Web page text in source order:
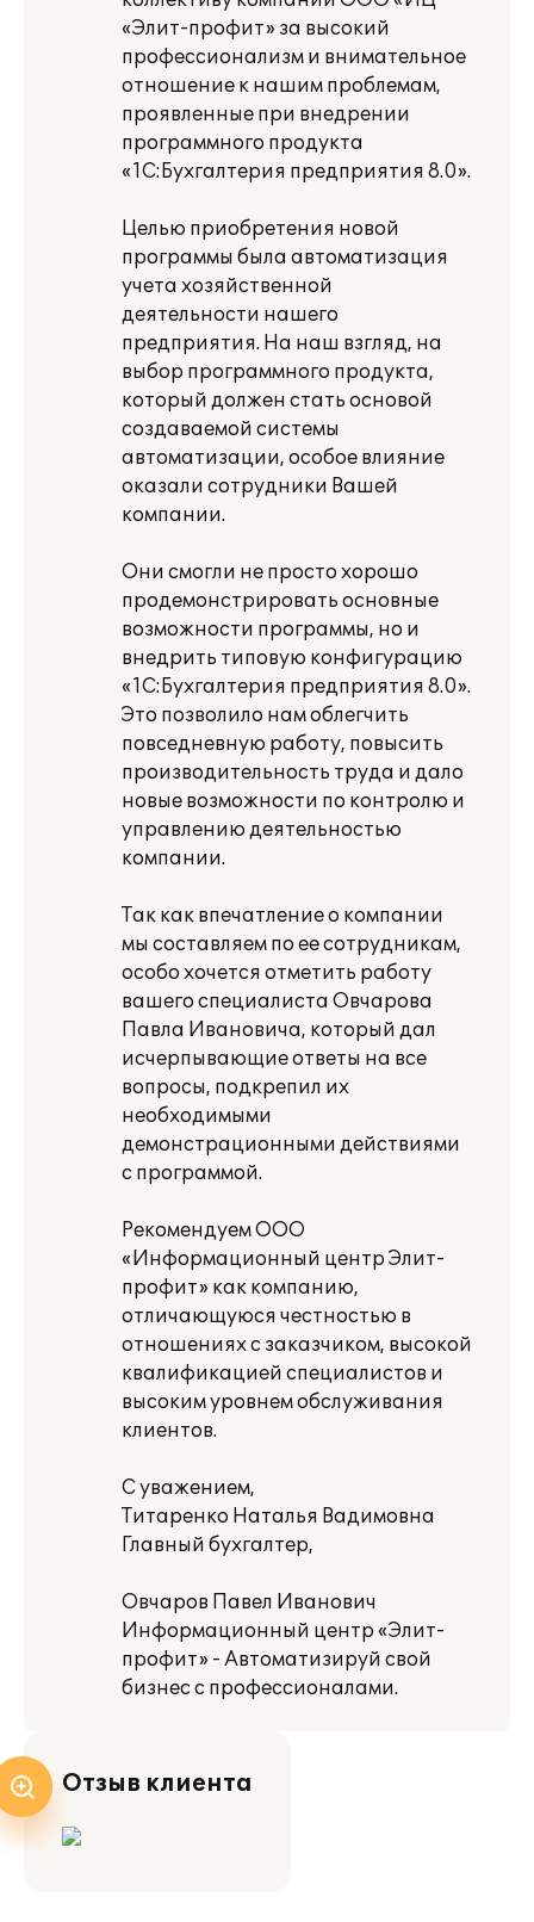
«Элит-профит» за высокий
профессионализм и внимательное
отношение к нашим проблемам,
проявленные при внедрении
программного продукта
«1С:Бухгалтерия предприятия 8.0».
Целью приобретения новой
программы была автоматизация
учета хозяйственной
деятельности нашего
предприятия. На наш взгляд, на
выбор программного продукта,
который должен стать основой
создаваемой системы
автоматизации, особое влияние
оказали сотрудники Вашей
компании.
Они смогли не просто хорошо
продемонстрировать основные
возможности программы, но и
внедрить типовую конфигурацию
«1С:Бухгалтерия предприятия 8.0».
Это позволило нам облегчить
повседневную работу, повысить
производительность труда и дало
новые возможности по контролю и
управлению деятельностью
компании.
Так как впечатление о компании
мы составляем по ее сотрудникам,
особо хочется отметить работу
вашего специалиста Овчарова
Павла Ивановича, который дал
исчерпывающие ответы на все
вопросы, подкрепил их
необходимыми
демонстрационными действиями
с программой.
Рекомендуем ООО
«Информационный центр Элит-
профит» как компанию,
отличающуюся честностью в
отношениях с заказчиком, высокой
квалификацией специалистов и
высоким уровнем обслуживания
клиентов.
С уважением,
Титаренко Наталья Вадимовна
Главный бухгалтер,
Овчаров Павел Иванович
Информационный центр «Элит-
профит» - Автоматизируй свой
бизнес с профессионалами.
Отзыв клиента